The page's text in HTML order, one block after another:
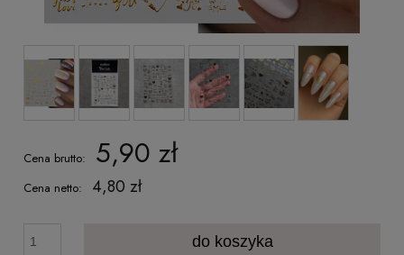
Cena brutto: 5,90 zł
Cena netto: 4,80 zł
do koszyka